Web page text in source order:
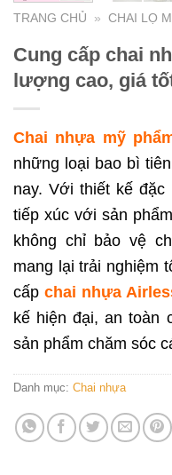
TRANG CHỦ » CHAI LỌ
Cung cấp chai
lượng cao, giá
Chai nhựa mỹ
những loại bao bì
nay. Với thiết kế
tiếp xúc với sản
không chỉ bảo vệ
mang lại trải nghiệm
cấpchai nhựa
kế hiện đại, an toàn
sản phẩm chăm sóc
Danh mục: Chai nhựa